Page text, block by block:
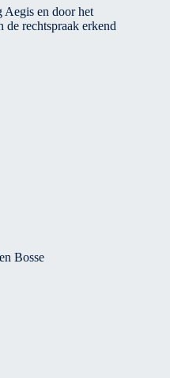
en door het
rechtspraak erkend
Bosse